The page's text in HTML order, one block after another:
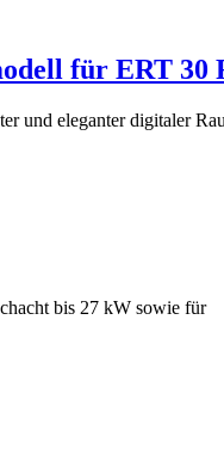
für ERT 30
eleganter digitaler
Schacht bis 27 kW